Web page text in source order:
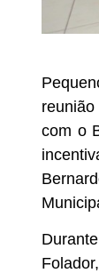
com o